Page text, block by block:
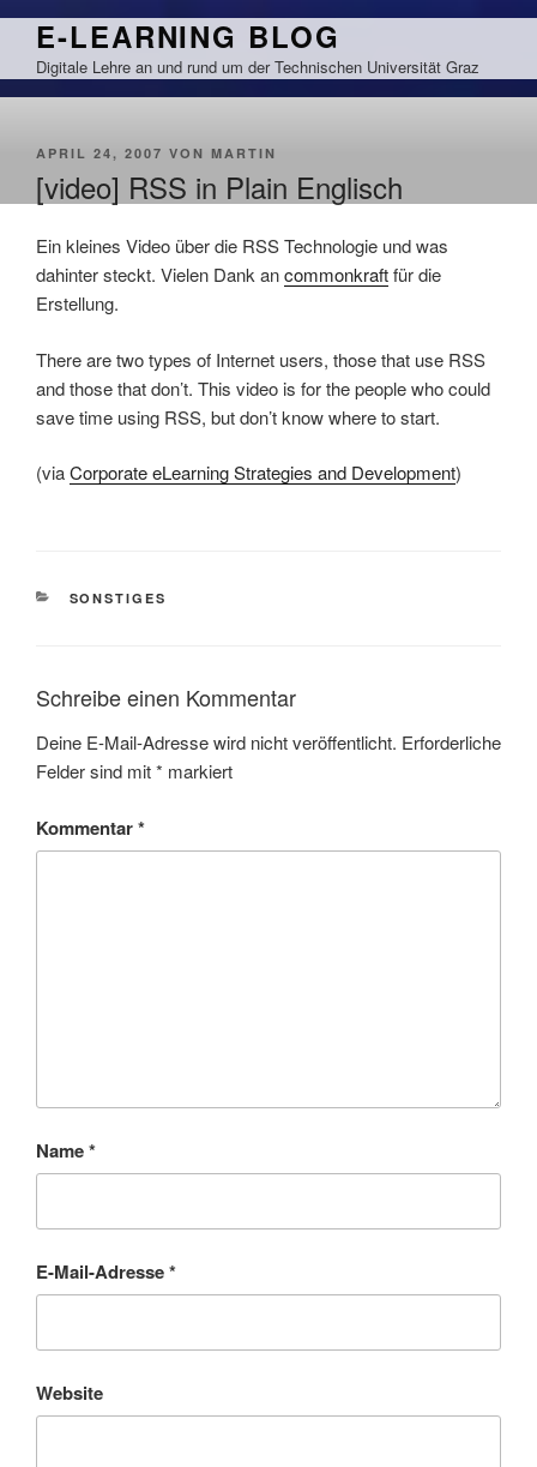
Zum
springen
E-LEARNING BLOG
Digitale Lehre an und rund um der Technischen Universität Graz
VERÖFFENTLICHT
APRIL 24, 2007 VON MARTIN
[video] RSS in Plain Englisch
Ein kleines Video über die RSS Technologie und was
dahinter steckt. Vielen Dank ancommonkraftfür die
Erstellung.
There are two types of Internet users, those that use RSS
and those that don’t. This video is for the people who could
save time using RSS, but don’t know where to start.
(viaCorporate eLearning Strategies and Development)
KATEGORIEN
SONSTIGES
Schreibe einen Kommentar
Deine E-Mail-Adresse wird nicht veröffentlicht. Erforderliche
Felder sind mit* markiert
Kommentar*
Name*
E-Mail-Adresse*
Website